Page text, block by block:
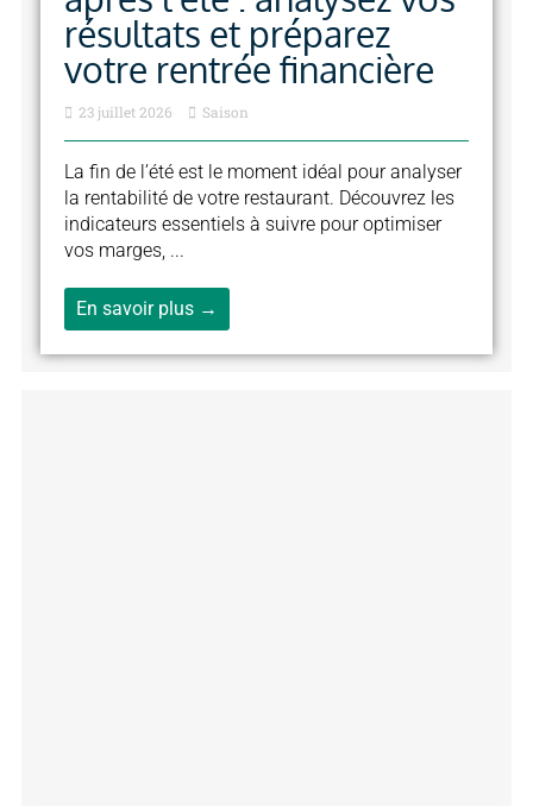
résultats et préparez
votre rentrée financière
23 juillet 2026 Saison
La fin de l’été est le moment idéal pour analyser
la rentabilité de votre restaurant. Découvrez les
indicateurs essentiels à suivre pour optimiser
vos marges, ...
En savoir plus →